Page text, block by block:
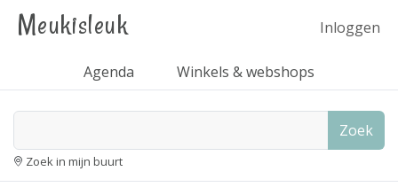
Meukisleuk Inloggen
Agenda Winkels & webshops
Zoek
Zoek in mijn buurt